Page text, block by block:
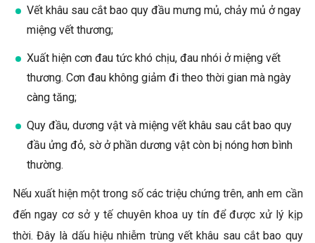
Vết khâu sau cắt bao quy đầu mưng mủ, chảy mủ ở ngay
miệng vết thương;
Xuất hiện cơn đau tức khó chịu, đau nhói ở miệng vết
thương. Cơn đau không giảm đi theo thời gian mà ngày
càng tăng;
Quy đầu, dương vật và miệng vết khâu sau cắt bao quy
đầu ửng đỏ, sờ ở phần dương vật còn bị nóng hơn bình
thường.
Nếu xuất hiện một trong số các triệu chứng trên, anh em cần
đến ngay cơ sở y tế chuyên khoa uy tín để được xử lý kịp
thời. Đây là dấu hiệu nhiễm trùng vết khâu sau cắt bao quy